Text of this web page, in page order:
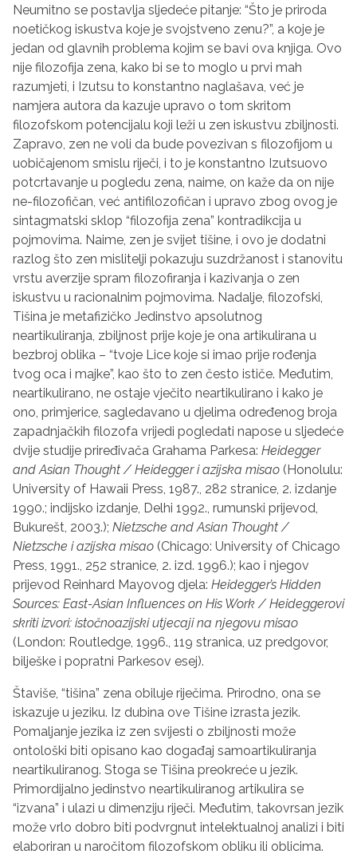
Neumitno se postavlja sljedeće pitanje: “Što je priroda
noetičkog iskustva koje je svojstveno zenu?”, a koje je
jedan od glavnih problema kojim se bavi ova knjiga. Ovo
nije filozofija zena, kako bi se to moglo u prvi mah
razumjeti, i Izutsu to konstantno naglašava, već je
namjera autora da kazuje upravo o tom skritom
filozofskom potencijalu koji leži u zen iskustvu zbiljnosti.
Zapravo, zen ne voli da bude povezivan s filozofijom u
uobičajenom smislu riječi, i to je konstantno Izutsuovo
potcrtavanje u pogledu zena, naime, on kaže da on nije
ne-filozofičan, već antifilozofičan i upravo zbog ovog je
sintagmatski sklop “filozofija zena” kontradikcija u
pojmovima. Naime, zen je svijet tišine, i ovo je dodatni
razlog što zen mislitelji pokazuju suzdržanost i stanovitu
vrstu averzije spram filozofiranja i kazivanja o zen
iskustvu u racionalnim pojmovima. Nadalje, filozofski,
Tišina je metafizičko Jedinstvo apsolutnog
neartikuliranja, zbiljnost prije koje je ona artikulirana u
bezbroj oblika – “tvoje Lice koje si imao prije rođenja
tvog oca i majke”, kao što to zen često ističe. Međutim,
neartikulirano, ne ostaje vječito neartikulirano i kako je
ono, primjerice, sagledavano u djelima određenog broja
zapadnjačkih filozofa vrijedi pogledati napose u sljedeće
dvije studije priređivača Grahama Parkesa: Heidegger
and Asian Thought / Heidegger i azijska misao (Honolulu:
University of Hawaii Press, 1987., 282 stranice, 2. izdanje
1990.; indijsko izdanje, Delhi 1992., rumunski prijevod,
Bukurešt, 2003.); Nietzsche and Asian Thought /
Nietzsche i azijska misao (Chicago: University of Chicago
Press, 1991., 252 stranice, 2. izd. 1996.); kao i njegov
prijevod Reinhard Mayovog djela: Heidegger’s Hidden
Sources: East-Asian Influences on His Work / Heideggerovi
skriti izvori: istočnoazijski utjecaji na njegovu misao
(London: Routledge, 1996., 119 stranica, uz predgovor,
bilješke i popratni Parkesov esej).
Štaviše, “tišina” zena obiluje riječima. Prirodno, ona se
iskazuje u jeziku. Iz dubina ove Tišine izrasta jezik.
Pomaljanje jezika iz zen svijesti o zbiljnosti može
ontološki biti opisano kao događaj samoartikuliranja
neartikuliranog. Stoga se Tišina preokreće u jezik.
Primordijalno jedinstvo neartikuliranog artikulira se
“izvana” i ulazi u dimenziju riječi. Međutim, takovrsan jezik
može vrlo dobro biti podvrgnut intelektualnoj analizi i biti
elaboriran u naročitom filozofskom obliku ili oblicima.